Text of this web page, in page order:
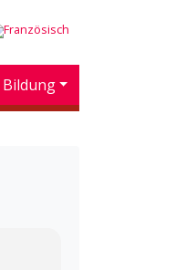
Bildung